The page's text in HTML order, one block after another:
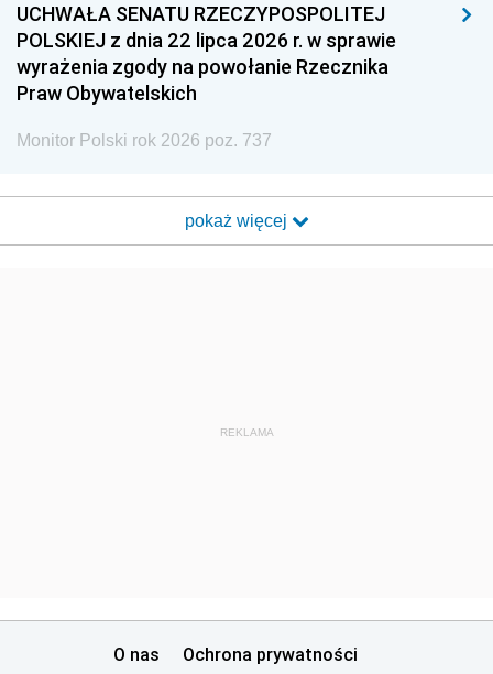
UCHWAŁA SENATU RZECZYPOSPOLITEJ
POLSKIEJ z dnia 22 lipca 2026 r. w sprawie
wyrażenia zgody na powołanie Rzecznika
Praw Obywatelskich
Monitor Polski rok 2026 poz. 737
pokaż więcej
REKLAMA
O nas
Ochrona prywatności